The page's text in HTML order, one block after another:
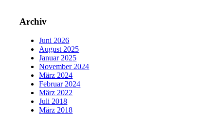
Archiv
Juni 2026
August 2025
Januar 2025
November 2024
März 2024
Februar 2024
März 2022
Juli 2018
März 2018